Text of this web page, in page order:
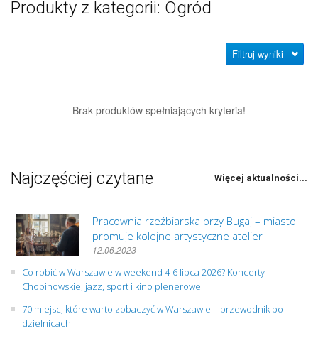
Produkty z kategorii: Ogród
Filtruj wyniki
Brak produktów spełniających kryteria!
Najczęściej czytane Więcej aktualności...
Pracownia rzeźbiarska przy Bugaj – miasto
promuje kolejne artystyczne atelier
12.06.2023
Co robić w Warszawie w weekend 4-6 lipca 2026? Koncerty
Chopinowskie, jazz, sport i kino plenerowe
70 miejsc, które warto zobaczyć w Warszawie – przewodnik po
dzielnicach